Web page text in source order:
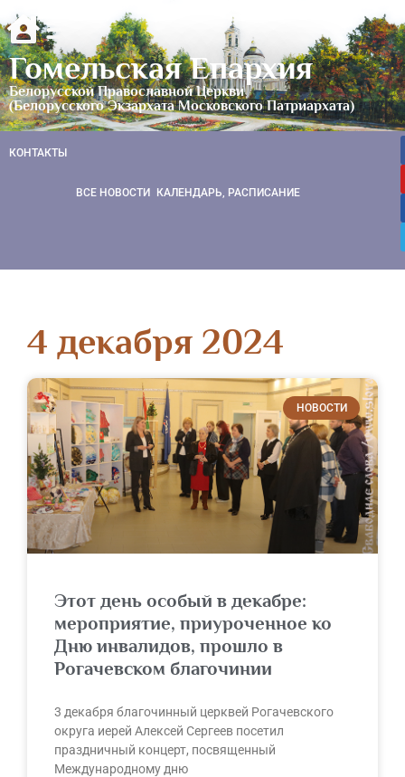
Гомельская Епархия
Белорусской Православной Церкви
(Белорусского Экзархата Московского Патриархата)
КОНТАКТЫ
ВСЕ НОВОСТИ КАЛЕНДАРЬ, РАСПИСАНИЕ
4 декабря 2024
НОВОСТИ
Этот день особый в декабре:
мероприятие, приуроченное ко
Дню инвалидов, прошло в
Рогачевском благочинии
3 декабря благочинный церквей Рогачевского
округа иерей Алексей Сергеев посетил
праздничный концерт, посвященный
Международному дню